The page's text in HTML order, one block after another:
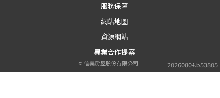
20260804.b53805
服務保障
網站地圖
資源網站
異業合作提案
©信義房屋股份有限公司